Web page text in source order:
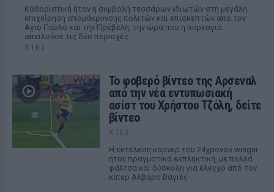
Καθοριστική ήταν η συμβολή τεσσάρων ιδιωτών στη μεγάλη
επιχείρηση απομάκρυνσης πολιτών και επισκεπτών από τον
Αγιο Παύλο και την Πρέβελη, την ώρα που η πυρκαγιά
απειλούσε τις δύο περιοχές
ΧΤΕΣ
Το φοβερό βίντεο της Αρσεναλ
από την νέα εντυπωσιακή
ασίστ του Χρήστου Τζόλη, δείτε
βίντεο
ΧΤΕΣ
Η εκτέλεση κόρνερ του 24χρονου winger
ήταν πραγματικά εκπληκτική, με πολλά
φάλτσα και δύσκολη για έλεγχο από τον
κίπερ Αλβαρο Βαγιές